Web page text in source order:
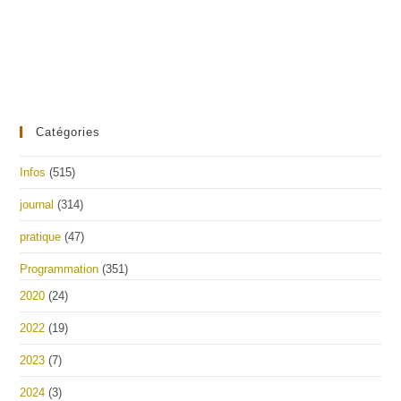
Catégories
Infos (515)
journal (314)
pratique (47)
Programmation (351)
2020 (24)
2022 (19)
2023 (7)
2024 (3)